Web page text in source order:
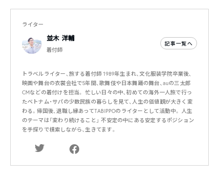
ライター
並木 洋輔
着付師
記事一覧へ
トラベルライター、旅する着付師 1989年生まれ、文化服装学院卒業後、
映画や舞台の衣裳会社で5年間、歌舞伎や日本舞踊の舞台、auの三太郎
CMなどの着付けを担当。 忙しい日々の中、初めての海外一人旅で行っ
たベトナム・サパの少数民族の暮らしを見て、人生の価値観が大きく変
わる。帰国後、退職し縁あってTABIPPOのライターとして活動中。 人生
のテーマは「変わり続けること」 不安定の中にある安定するポジション
を手探りで模索しながら、生きてます。